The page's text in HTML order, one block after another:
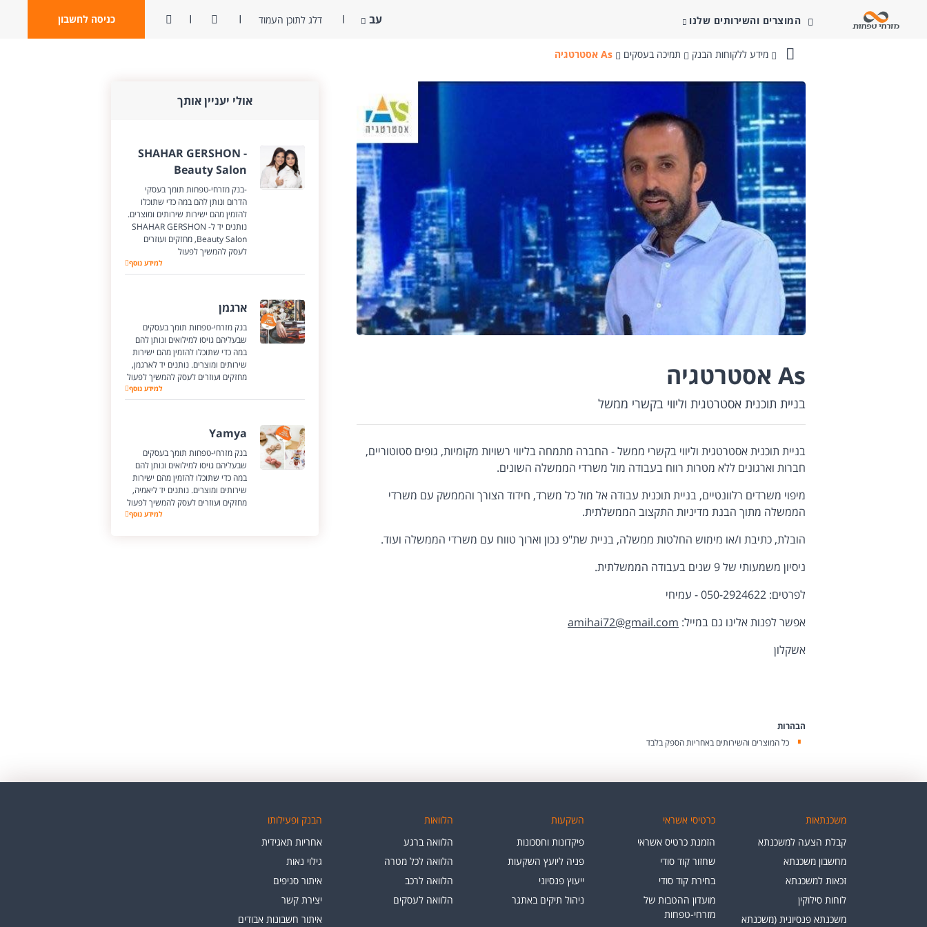
ניגודיות כניסה לחשבוןפתח חיפוש דלג לתוכן העמוד עב המוצרים והשירותים שלנו
מזרחי-טפחות
מידע ללקוחות הבנק תמיכה בעסקים As אסטרטגיה
As אסטרטגיה
בניית תוכנית אסטרטגית וליווי בקשרי ממשל
בניית תוכנית אסטרטגית וליווי בקשרי ממשל - החברה מתמחה בליווי רשויות מקומיות, גופים סטוטוריים,
חברות וארגונים ללא מטרות רווח בעבודה מול משרדי הממשלה השונים.
מיפוי משרדים רלוונטיים, בניית תוכנית עבודה אל מול כל משרד, חידוד הצורך והממשק עם משרדי
הממשלה מתוך הבנת מדיניות התקצוב הממשלתית.
הובלת, כתיבת ו/או מימוש החלטות ממשלה, בניית שת"פ נכון וארוך טווח עם משרדי הממשלה ועוד.
ניסיון משמעותי של 9 שנים בעבודה הממשלתית.
לפרטים: 050-2924622 - עמיחי
אפשר לפנות אלינו גם במייל: amihai72@gmail.com
אשקלון
הבהרות
כל המוצרים והשירותים באחריות הספק בלבד
אולי יעניין אותך
SHAHAR GERSHON -
Beauty Salon
-בנק מזרחי-טפחות תומך בעסקי
הדרום ונותן להם במה כדי שתוכלו
להזמין מהם ישירות שירותים ומוצרים.
נותנים יד לSHAHAR GERSHON -
Beauty Salon, מחזקים ועוזרים
לעסק להמשיך לפעול
SHAHAR GERSHON - Beauty Salon
למידע נוסף
ארגמן
בנק מזרחי-טפחות תומך בעסקים
שבעליהם גויסו למילואים ונותן להם
במה כדי שתוכלו להזמין מהם ישירות
שירותים ומוצרים. נותנים יד לארגמן,
מחזקים ועוזרים לעסק להמשיך לפעול
למידע נוסף
Yamya
בנק מזרחי-טפחות תומך בעסקים
שבעליהם גויסו למילואים ונותן להם
במה כדי שתוכלו להזמין מהם ישירות
שירותים ומוצרים. נותנים יד ליאמיה,
מחזקים ועוזרים לעסק להמשיך לפעול
למידע נוסף
משכנתאות
קבלת הצעה למשכנתא
מחשבון משכנתא
זכאות למשכנתא
לוחות סילוקין
משכנתא פנסיונית (משכנתא
כרטיסי אשראי
הזמנת כרטיס אשראי
שחזור קוד סודי
בחירת קוד סודי
מועדון ההטבות של
מזרחי-טפחות
השקעות
פיקדונות וחסכונות
פניה ליועץ השקעות
ייעוץ פנסיוני
ניהול תיקים באתגר
הלוואות
הלוואה ברגע
הלוואה לכל מטרה
הלוואה לרכב
הלוואה לעסקים
הבנק ופעילותו
אחריות תאגידית
גילוי נאות
איתור סניפים
יצירת קשר
איתור חשבונות אבודים